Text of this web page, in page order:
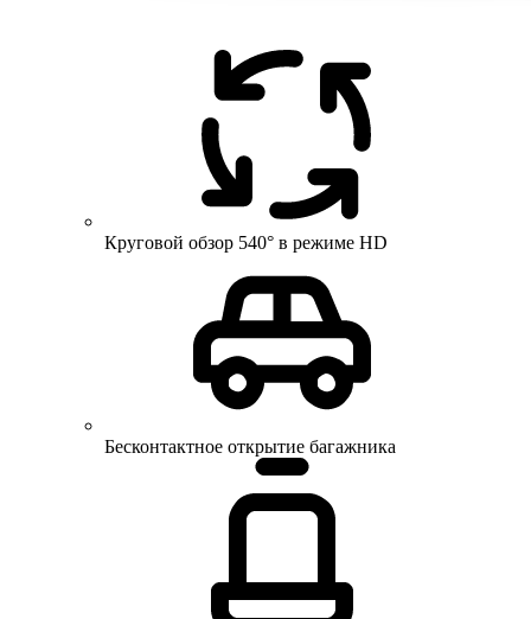
Круговой обзор 540° в режиме HD
Бесконтактное открытие багажника